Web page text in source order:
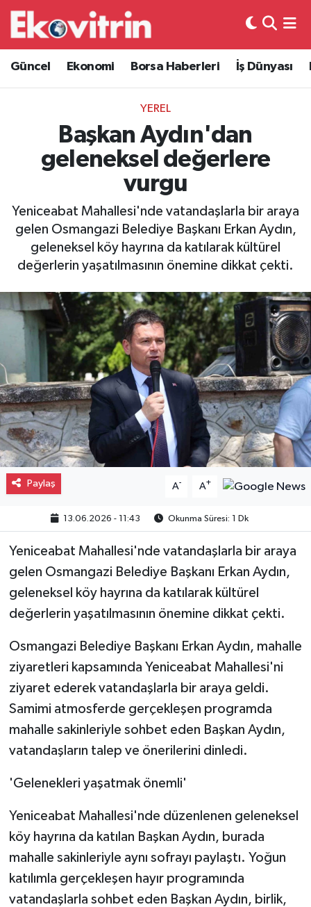
Güncel Ekonomi Borsa Haberleri İş Dünyası
YEREL
Başkan Aydın'dan
geleneksel değerlere
vurgu
Yeniceabat Mahallesi'nde vatandaşlarla bir araya
gelen Osmangazi Belediye Başkanı Erkan Aydın,
geleneksel köy hayrına da katılarak kültürel
değerlerin yaşatılmasının önemine dikkat çekti.
Paylaş A- A+
13.06.2026 - 11:43 Okunma Süresi: 1 Dk
Yeniceabat Mahallesi'nde vatandaşlarla bir araya
gelen Osmangazi Belediye Başkanı Erkan Aydın,
geleneksel köy hayrına da katılarak kültürel
değerlerin yaşatılmasının önemine dikkat çekti.
Osmangazi Belediye Başkanı Erkan Aydın, mahalle
ziyaretleri kapsamında Yeniceabat Mahallesi'ni
ziyaret ederek vatandaşlarla bir araya geldi.
Samimi atmosferde gerçekleşen programda
mahalle sakinleriyle sohbet eden Başkan Aydın,
vatandaşların talep ve önerilerini dinledi.
'Gelenekleri yaşatmak önemli'
Yeniceabat Mahallesi'nde düzenlenen geleneksel
köy hayrına da katılan Başkan Aydın, burada
mahalle sakinleriyle aynı sofrayı paylaştı. Yoğun
katılımla gerçekleşen hayır programında
vatandaşlarla sohbet eden Başkan Aydın, birlik,
Güncel
Ekonomi
Borsa Haberleri
İş Dünyası
Otovitrin
Asayiş
Magazin
Gayrimenkul
Spor
Eğitim
Hava Durumu
Trafik Durumu
Süper Lig Puan Durumu ve Fikstür
Tüm Manşetler
Son Dakika Haberleri
Haber Arşivi